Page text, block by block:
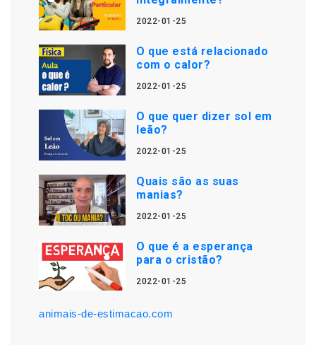
2022-01-25
O que está relacionado
com o calor?
2022-01-25
O que quer dizer sol em
leão?
2022-01-25
Quais são as suas
manias?
2022-01-25
O que é a esperança
para o cristão?
2022-01-25
animais-de-estimacao.com